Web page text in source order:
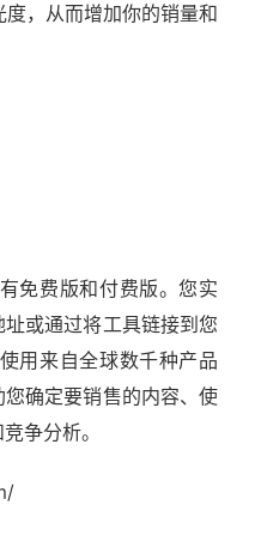
，从而增加你的销量和
免费版和付费版。您实
或通过将工具链接到您
用来自全球数千种产品
确定要销售的内容、使
争分析。